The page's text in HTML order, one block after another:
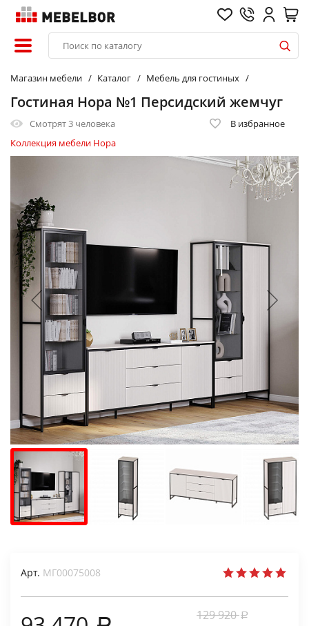
Магазин мебели Каталог Мебель для гостиных
Гостиная Нора №1 Персидский жемчуг
Смотрят3 человека
В избранное
Коллекция мебели Нора
Арт. МГ00075008
129 920